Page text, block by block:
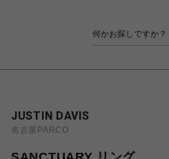
JUSTIN DAVIS
名古屋PARCO